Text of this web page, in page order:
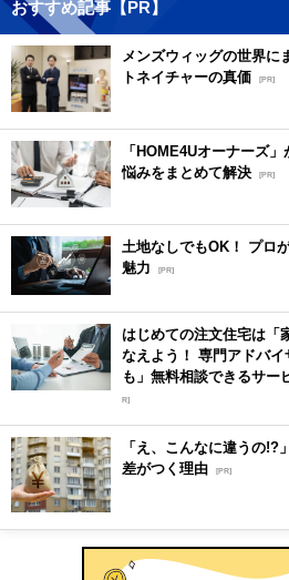
おすすめ記事【PR】
メンズウィッグの世界に
トネイチャーの真価 [PR]
「HOME4Uオーナーズ
悩みをまとめて解決 [PR]
土地なしでもOK！ プロ
魅力
[PR]
はじめての注文住宅は「
なえよう！ 専門アドバ
も」無料相談できるサー
R]
「え、こんなに違うの!?
差がつく理由 [PR]